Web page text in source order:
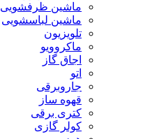
ماشین ظرفشویی
ماشین لباسشویی
تلویزیون
ماکروویو
اجاق گاز
اتو
جاروبرقی
قهوه ساز
کتری برقی
کولر گازی